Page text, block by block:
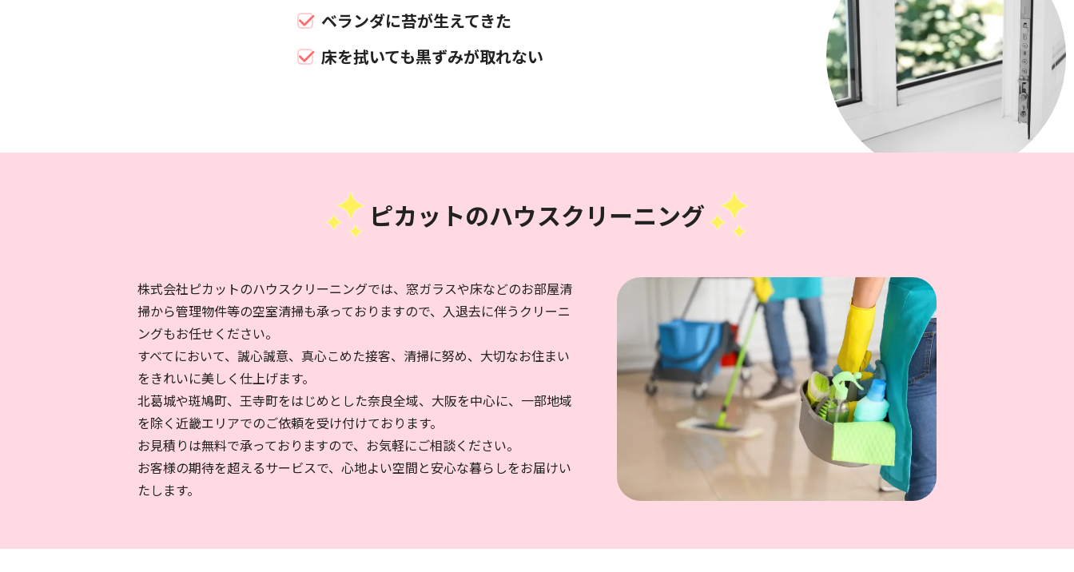
ベランダに苔が生えてきた
床を拭いても黒ずみが取れない
ピカットのハウスクリーニング
株式会社ピカットのハウスクリーニングでは、窓ガラスや床などのお部屋清
掃から管理物件等の空室清掃も承っておりますので、入退去に伴うクリーニ
ングもお任せください。
すべてにおいて、誠心誠意、真心こめた接客、清掃に努め、大切なお住まい
をきれいに美しく仕上げます。
北葛城や斑鳩町、王寺町をはじめとした奈良全域、大阪を中心に、一部地域
を除く近畿エリアでのご依頼を受け付けております。
お見積りは無料で承っておりますので、お気軽にご相談ください。
お客様の期待を超えるサービスで、心地よい空間と安心な暮らしをお届けい
たします。